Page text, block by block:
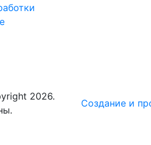
2026.
Создание и